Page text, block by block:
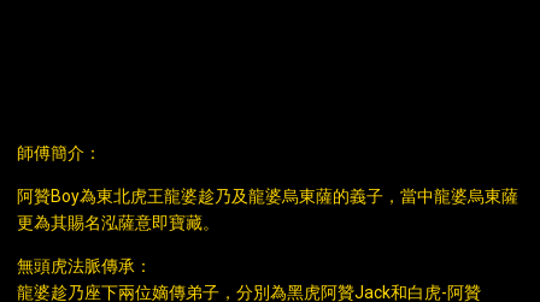
師傅簡介：
阿贊Boy為東北虎王龍婆趁乃及龍婆烏東薩的義子，當中龍婆烏東薩
更為其賜名泓薩意即寶藏。
無頭虎法脈傳承：
龍婆趁乃座下兩位嫡傳弟子，分別為黑虎阿贊Jack和白虎-阿贊